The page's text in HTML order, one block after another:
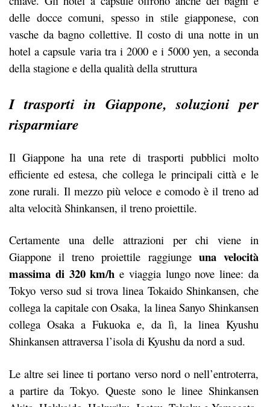
delle docce comuni, spesso in stile giapponese, con
vasche da bagno collettive. Il costo di una notte in un
hotel a capsule varia tra i 2000 e i 5000 yen, a seconda
della stagione e della qualità della struttura
I trasporti in Giappone, soluzioni per
risparmiare
Il Giappone ha una rete di trasporti pubblici molto
efficiente ed estesa, che collega le principali città e le
zone rurali. Il mezzo più veloce e comodo è il treno ad
alta velocità Shinkansen, il treno proiettile.
Certamente una delle attrazioni per chi viene in
Giappone il treno proiettile raggiunge una velocità
massima di 320 km/h e viaggia lungo nove linee: da
Tokyo verso sud si trova linea Tokaido Shinkansen, che
collega la capitale con Osaka, la linea Sanyo Shinkansen
collega Osaka a Fukuoka e, da lì, la linea Kyushu
Shinkansen attraversa l’isola di Kyushu da nord a sud.
Le altre sei linee ti portano verso nord o nell’entroterra,
a partire da Tokyo. Queste sono le linee Shinkansen